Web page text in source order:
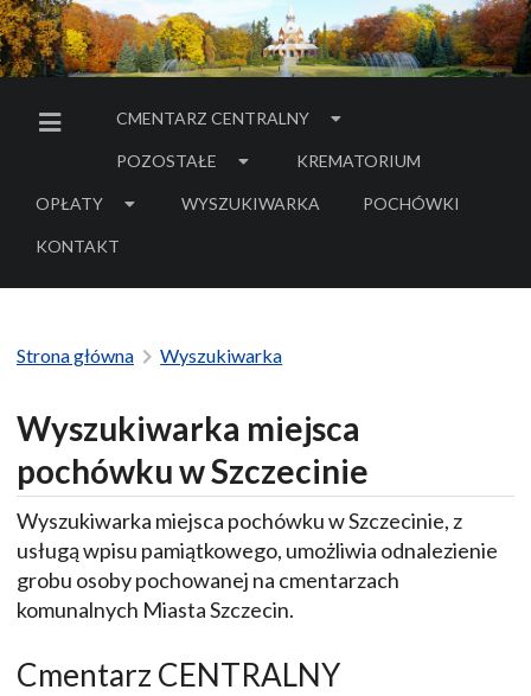
MENU BOCZNE
CMENTARZ CENTRALNY
POZOSTAŁE KREMATORIUM
OPŁATY WYSZUKIWARKA POCHÓWKI
- LINK DO SERWISU
KONTAKT
Strona główna Wyszukiwarka
Wyszukiwarka miejsca
pochówku w Szczecinie
Wyszukiwarka miejsca pochówku w Szczecinie, z
usługą wpisu pamiątkowego, umożliwia odnalezienie
grobu osoby pochowanej na cmentarzach
komunalnych Miasta Szczecin.
Cmentarz CENTRALNY